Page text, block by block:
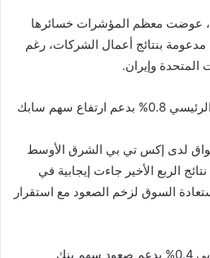
عوضت معظم المؤشرات خسائرها
مدعومة بنتائج أعمال الشركات، رغم
المتحدة وإيران.
في السعودية، صعد المؤشر الرئيسي 0.8% بدعم ارتفاع سهم سابك
لدى إكس تي بي الشرق الأوسط
الربع الأخير جاءت إيجابية في
السوق لزخم الصعود مع استقرار
وفي الإمارات، ارتفع مؤشر دبي 0.4% بدعم صعود سهم بنك